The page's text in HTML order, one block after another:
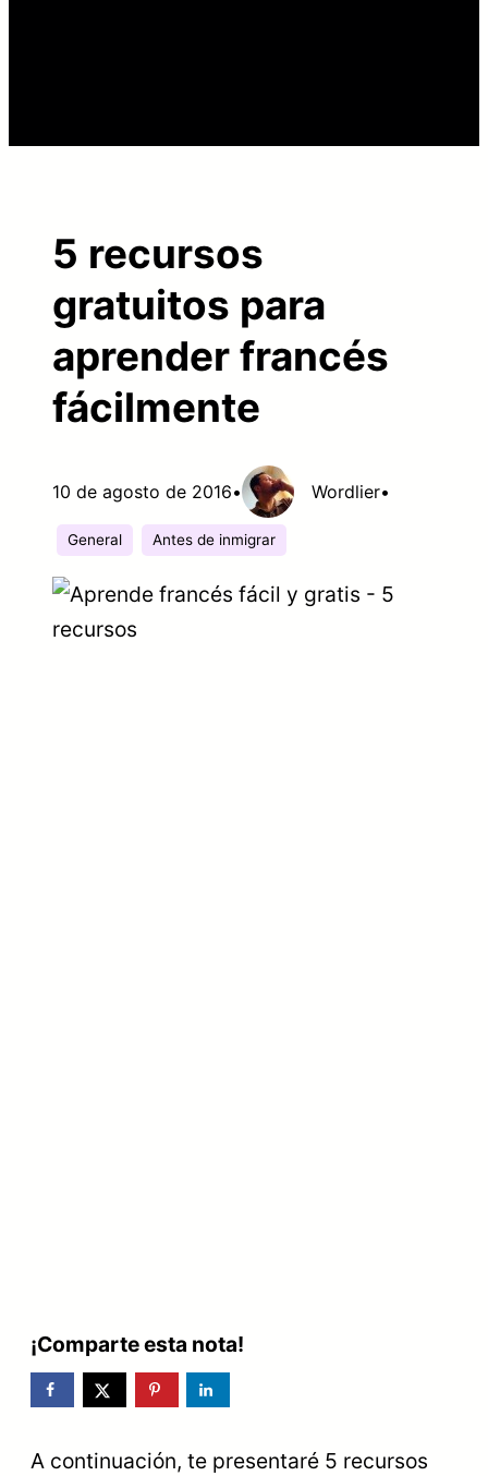
5 recursos
gratuitos para
aprender francés
fácilmente
10 de agosto de 2016• Wordlier•
General Antes de inmigrar
¡Comparte esta nota!
A continuación, te presentaré 5 recursos